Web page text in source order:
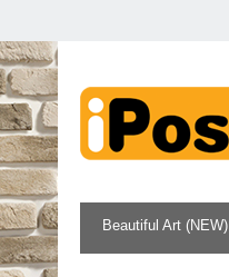
Beautiful Art (NEW)